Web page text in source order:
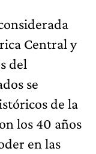
Central y
del
se
de la
los 40 años
en las